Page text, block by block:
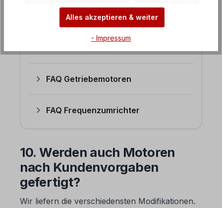
Edelstahlmotoren
Flachmotoren / Sägemotoren
FAQ Getriebemotoren
FAQ Frequenzumrichter
10. Werden auch Motoren
nach Kundenvorgaben
gefertigt?
Wir liefern die verschiedensten Modifikationen.
Alles akzeptieren & weiter
- Impressum